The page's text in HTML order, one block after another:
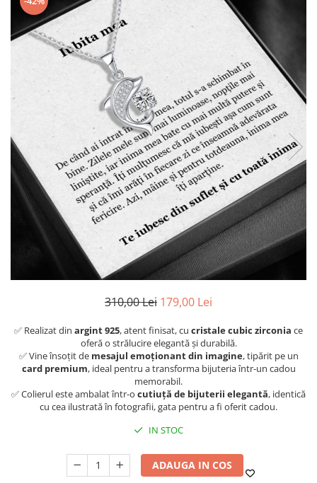
310,00 Lei 179,00 Lei
✅ Realizat din argint 925, atent finisat, cu cristale cubic zirconia ce
oferă o strălucire elegantă și durabilă.
✅ Vine însoțit de mesajul emoționant din imagine, tipărit pe un
card premium, ideal pentru a transforma bijuteria într-un cadou
memorabil.
✅ Colierul este ambalat într-o cutiuță de bijuterii elegantă, identică
cu cea ilustrată în fotografii, gata pentru a fi oferit cadou.
IN STOC
ADAUGA IN COS